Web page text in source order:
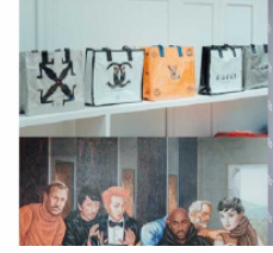
休閒褲改成半身裙，都無法